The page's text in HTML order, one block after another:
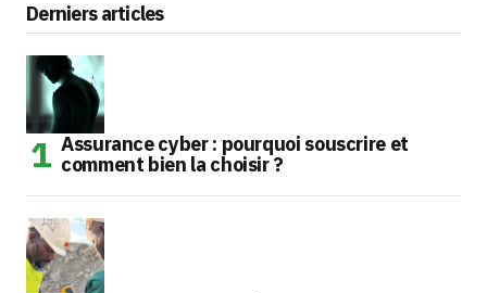
Derniers articles
Assurance cyber : pourquoi souscrire et
comment bien la choisir ?